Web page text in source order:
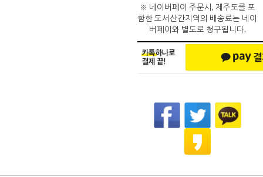
※ 네이버페이 주문시, 제주도를 포
함한 도서산간지역의 배송료는 네이
버페이와 별도로 청구됩니다.